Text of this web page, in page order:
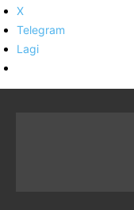
X
Telegram
Lagi